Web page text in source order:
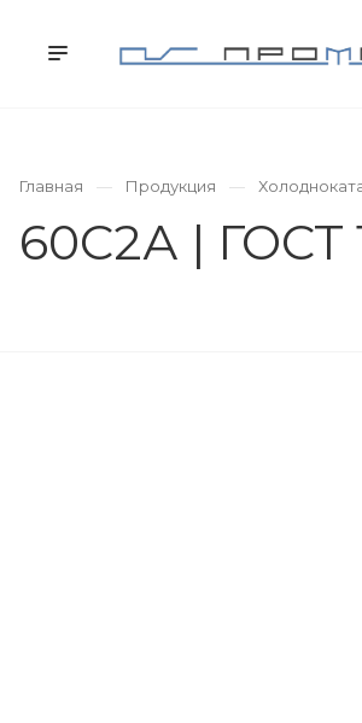
Главная
Продукция
60С2А | ГОСТ